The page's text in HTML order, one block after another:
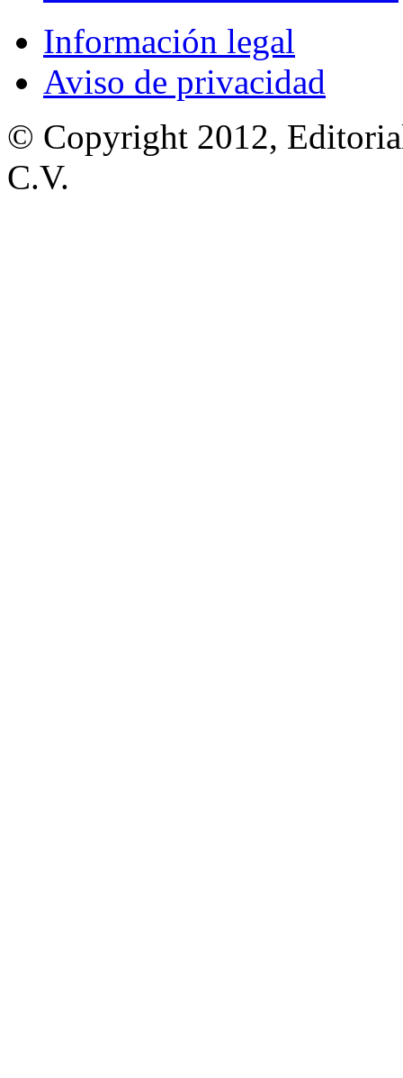
Información legal
Aviso de privacidad
© Copyright 2012,
C.V.